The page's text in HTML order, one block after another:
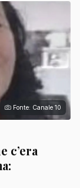
Fonte: Canale 10
c’era